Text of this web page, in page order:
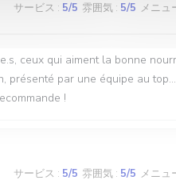
サービス : 5/5 雰囲気 : 5/5 メニュ
ceux qui aiment la bonne
présenté par une équipe au
!
サービス : 5/5 雰囲気 : 5/5 メニュ